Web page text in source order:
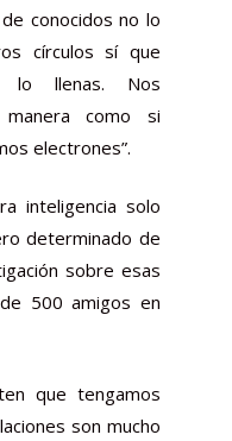
conocidos no lo
círculos sí que
llenas. Nos
como si
electrones”.
inteligencia solo
determinado de
sobre esas
500 amigos en
que tengamos
son mucho